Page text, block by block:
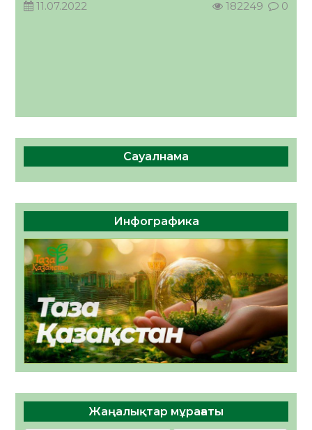
11.07.2022
182249 0
Сауалнама
Инфографика
Жаңалықтар мұрағаты